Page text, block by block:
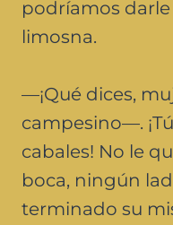
podríamos
limosna.
—¡Qué dices,
campesino—.
cabales! No le
boca, ningún
terminado su